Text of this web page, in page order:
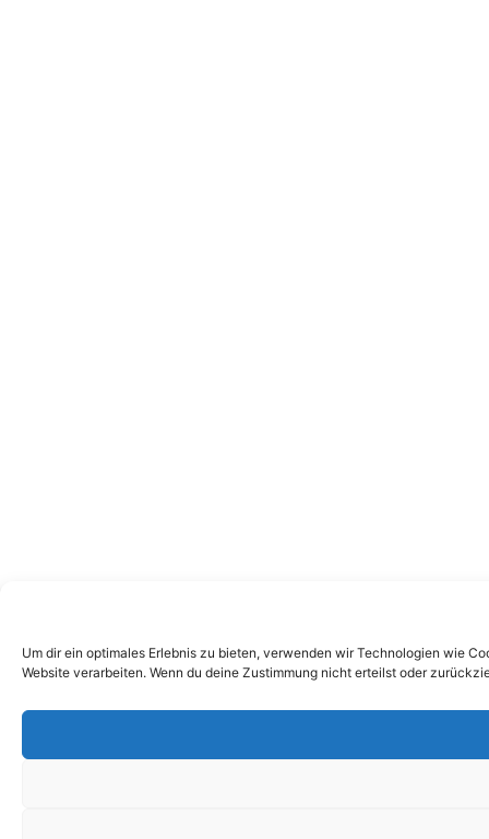
Um dir ein optimales Erlebnis zu bieten, verwenden wir Technologien wie
Website verarbeiten. Wenn du deine Zustimmung nicht erteilst oder